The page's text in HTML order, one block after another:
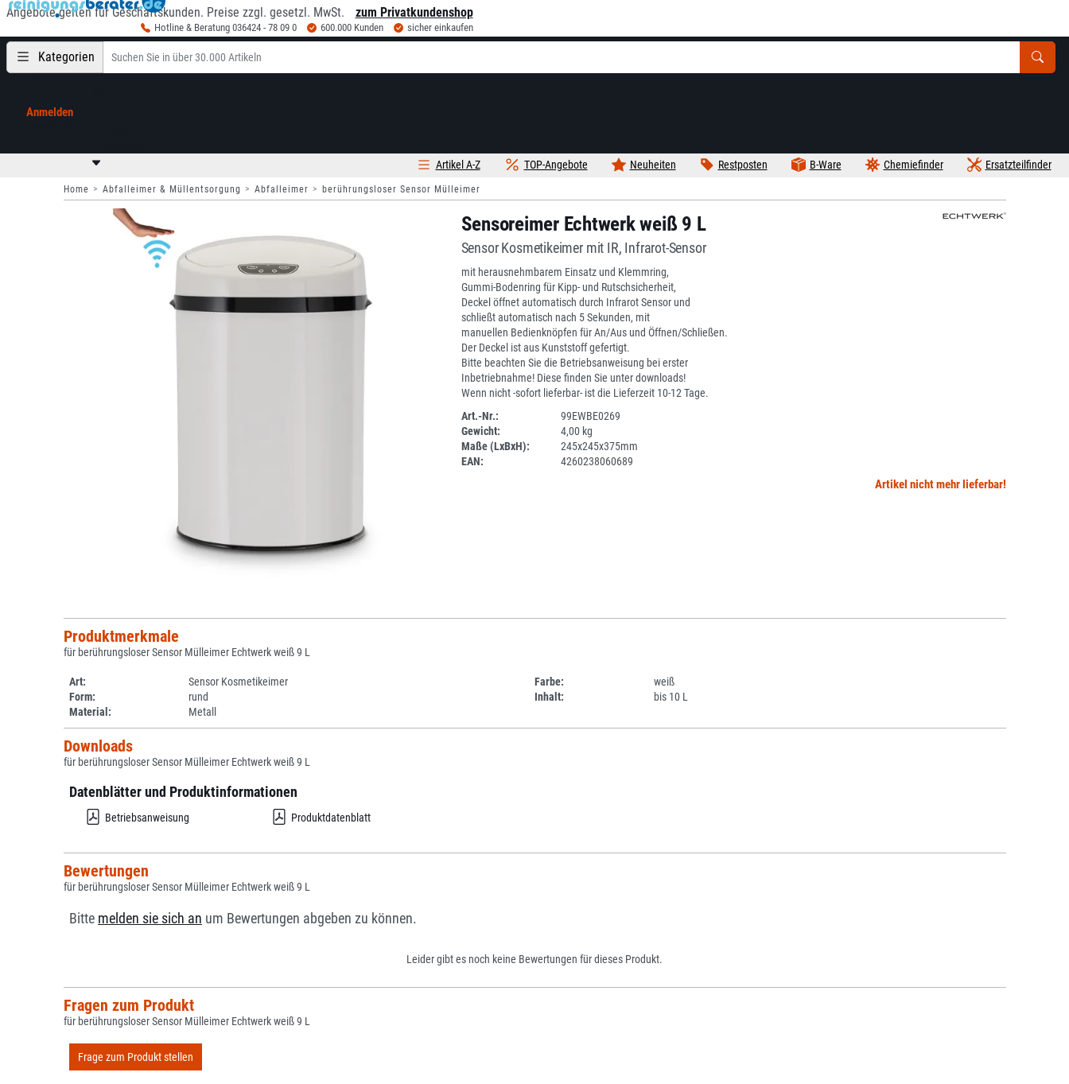
Angebote gelten für Geschäftskunden. Preise zzgl. gesetzl. MwSt. zum Privatkundenshop
Hotline & Beratung 036424 - 78 09 0 600.000 Kunden sicher einkaufen
Kategorien
Anmelden
Ersatzteilfinder
Chemiefinder
B-Ware
Restposten
Neuheiten
TOP-Angebote
Artikel A-Z
Home Abfalleimer & Müllentsorgung Abfalleimer berührungsloser Sensor Mülleimer
Sensoreimer Echtwerk weiß 9 L
Sensor Kosmetikeimer mit IR, Infrarot-Sensor
mit herausnehmbarem Einsatz und Klemmring,
Gummi-Bodenring für Kipp- und Rutschsicherheit,
Deckel öffnet automatisch durch Infrarot Sensor und
schließt automatisch nach 5 Sekunden, mit
manuellen Bedienknöpfen für An/Aus und Öffnen/Schließen.
Der Deckel ist aus Kunststoff gefertigt.
Bitte beachten Sie die Betriebsanweisung bei erster
Inbetriebnahme! Diese finden Sie unter downloads!
Wenn nicht -sofort lieferbar- ist die Lieferzeit 10-12 Tage.
Art.-Nr.:
99EWBE0269
Gewicht:
4,00 kg
Maße (LxBxH):
245x245x375mm
EAN:
4260238060689
Artikel nicht mehr lieferbar!
Produktmerkmale
für berührungsloser Sensor Mülleimer Echtwerk weiß 9 L
Art: Sensor Kosmetikeimer Farbe:
weiß
Form:
rund Inhalt:
bis 10 L
Material:
Metall
Downloads
für berührungsloser Sensor Mülleimer Echtwerk weiß 9 L
Datenblätter und Produktinformationen
Betriebsanweisung Produktdatenblatt
Bewertungen
für berührungsloser Sensor Mülleimer Echtwerk weiß 9 L
Bitte melden sie sich an um Bewertungen abgeben zu können.
Leider gibt es noch keine Bewertungen für dieses Produkt.
Fragen zum Produkt
für berührungsloser Sensor Mülleimer Echtwerk weiß 9 L
Frage zum Produkt stellen